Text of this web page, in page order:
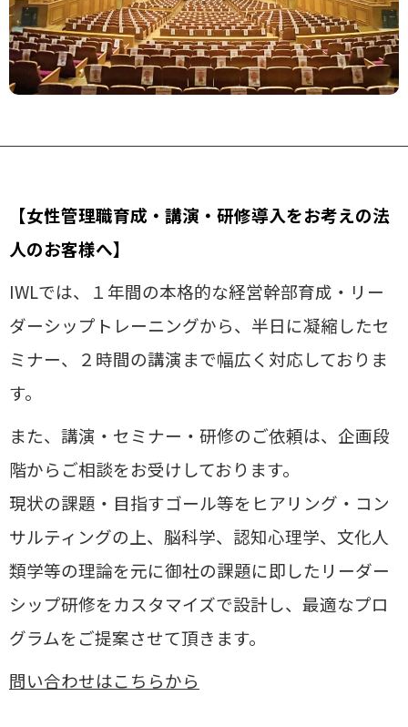
【女性管理職育成・講演・研修導入をお考えの法
人のお客様へ】
IWLでは、１年間の本格的な経営幹部育成・リー
ダーシップトレーニングから、半日に凝縮したセ
ミナー、２時間の講演まで幅広く対応しておりま
す。
また、講演・セミナー・研修のご依頼は、企画段
階からご相談をお受けしております。
現状の課題・目指すゴール等をヒアリング・コン
サルティングの上、 脳科学、認知心理学、文化人
類学等の理論を元に御社の課題に即したリーダー
シップ研修をカスタマイズで設計し、 最適なプロ
グラムをご提案させて頂きます。
問い合わせはこちらから